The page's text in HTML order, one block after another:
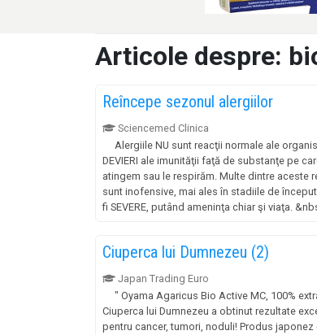
Articole despre:
Reîncepe sezonul alergiilor
Sciencemed Clinica
Alergiile NU sunt reacţii normale ale
DEVIERI ale imunităţii faţă de substanţe pe
atingem sau le respirăm. Multe dintre aceste
sunt inofensive, mai ales în stadiile de
fi SEVERE, putând ameninţa chiar şi viaţa.
Ciuperca lui Dumnezeu (2)
Japan Trading Euro
" Oyama Agaricus Bio Active MC, 100%
Ciuperca lui Dumnezeu a obtinut rezultate
pentru cancer, tumori, noduli! Produs japonez